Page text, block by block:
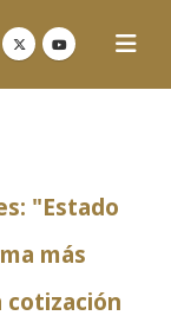
"Estado
más
cotización